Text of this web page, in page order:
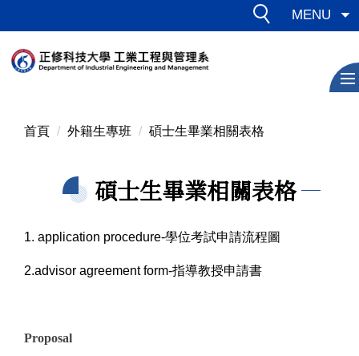
到
主
要
MENU
首頁 外籍生專班 碩士生畢業相關表格
碩士生畢業相關表格
1. application procedure-學位考試申請流程圖
2.advisor agreement form-指導教授申請書
Proposal